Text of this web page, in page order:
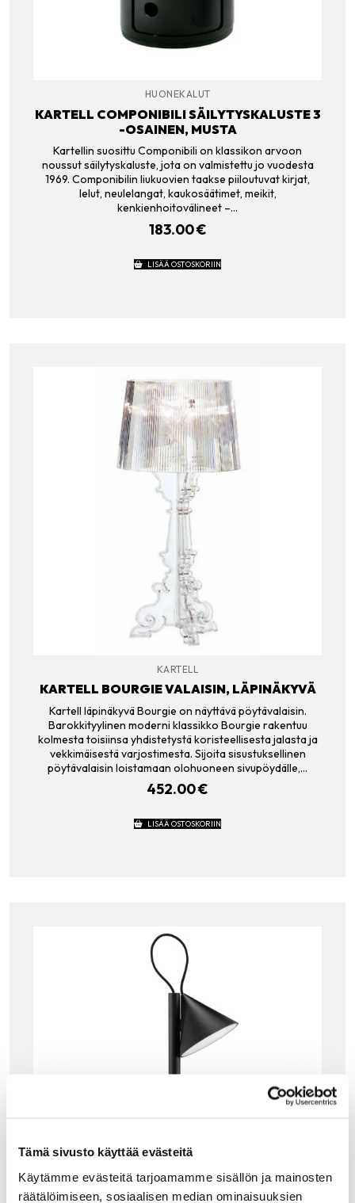
Tämä sivusto käyttää evästeitä
Käytämme evästeitä tarjoamamme sisällön ja mainosten
räätälöimiseen, sosiaalisen median ominaisuuksien
HUONEKALUT
KARTELL COMPONIBILI SÄILYTYSKALUSTE 3
-OSAINEN, MUSTA
Kartellin suosittu Componibili on klassikon arvoon
noussut säilytyskaluste, jota on valmistettu jo vuodesta
1969. Componibilin liukuovien taakse piiloutuvat kirjat,
lelut, neulelangat, kaukosäätimet, meikit,
kenkienhoitovälineet –…
183.00€
LISÄÄ OSTOSKORIIN
KARTELL
KARTELL BOURGIE VALAISIN, LÄPINÄKYVÄ
Kartell läpinäkyvä Bourgie on näyttävä pöytävalaisin.
Barokkityylinen moderni klassikko Bourgie rakentuu
kolmesta toisiinsa yhdistetystä koristeellisesta jalasta ja
vekkimäisestä varjostimesta. Sijoita sisustuksellinen
pöytävalaisin loistamaan olohuoneen sivupöydälle,…
452.00€
LISÄÄ OSTOSKORIIN